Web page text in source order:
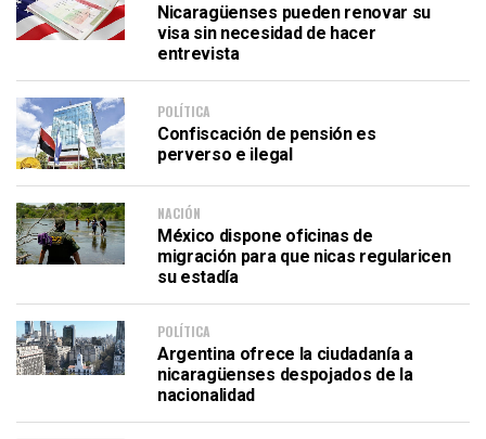
Nicaragüenses pueden renovar su
visa sin necesidad de hacer
entrevista
POLÍTICA
Confiscación de pensión es
perverso e ilegal
NACIÓN
México dispone oficinas de
migración para que nicas regularicen
su estadía
POLÍTICA
Argentina ofrece la ciudadanía a
nicaragüenses despojados de la
nacionalidad